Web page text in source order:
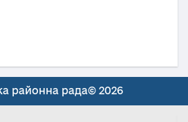
районна рада© 2026